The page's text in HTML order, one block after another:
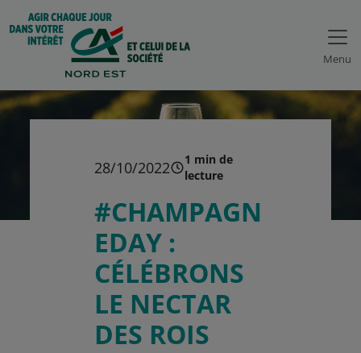
Menu
28/10/2022
1 min de
lecture
#CHAMPAGN
EDAY :
CÉLÉBRONS
LE NECTAR
DES ROIS